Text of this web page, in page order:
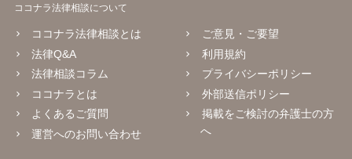
ココナラ法律相談について
ココナラ法律相談とは
法律Q&A
法律相談コラム
ココナラとは
よくあるご質問
運営へのお問い合わせ
ご意見・ご要望
利用規約
プライバシーポリシー
外部送信ポリシー
掲載をご検討の弁護士の方
へ